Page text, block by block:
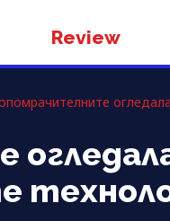
Review